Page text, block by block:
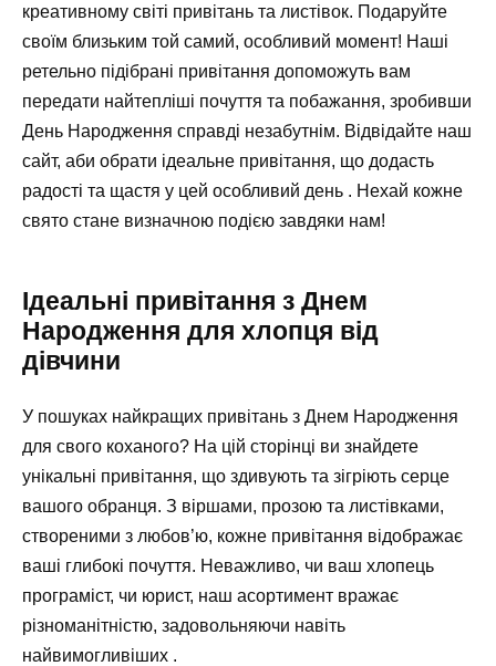
креативному світі привітань та листівок. Подаруйте
своїм близьким той самий, особливий момент! Наші
ретельно підібрані привітання допоможуть вам
передати найтепліші почуття та побажання, зробивши
День Народження справді незабутнім. Відвідайте наш
сайт, аби обрати ідеальне привітання, що додасть
радості та щастя у цей особливий день . Нехай кожне
свято стане визначною подією завдяки нам!
Ідеальні привітання з Днем
Народження для хлопця від
дівчини
У пошуках найкращих привітань з Днем Народження
для свого коханого? На цій сторінці ви знайдете
унікальні привітання, що здивують та зігріють серце
вашого обранця. З віршами, прозою та листівками,
створеними з любов’ю, кожне привітання відображає
ваші глибокі почуття. Неважливо, чи ваш хлопець
програміст, чи юрист, наш асортимент вражає
різноманітністю, задовольняючи навіть
найвимогливіших .